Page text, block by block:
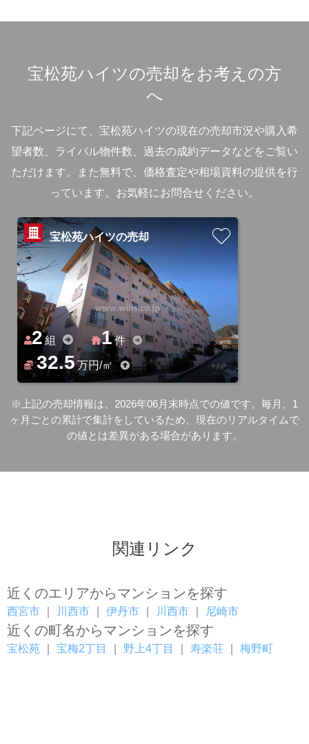
宝松苑ハイツの売却をお考えの方
へ
下記ページにて、宝松苑ハイツの現在の売却市況や購入希
望者数、ライバル物件数、過去の成約データなどをご覧い
ただけます。
また無料で、価格査定や相場資料の提供を行
っています。お気軽にお問合せください。
宝松苑ハイツの売却
2組 1件
32.5万円/㎡
※上記の売却情報は、2026年06月末時点での値です。毎月、1
ヶ月ごとの累計で集計をしているため、現在のリアルタイムで
の値とは差異がある場合があります。
関連リンク
近くのエリアからマンションを探す
西宮市 川西市 伊丹市 川西市 尼崎市
近くの町名からマンションを探す
宝松苑 宝梅2丁目 野上4丁目 寿楽荘 梅野町